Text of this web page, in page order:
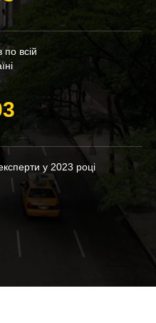
по всій
у 2023 році